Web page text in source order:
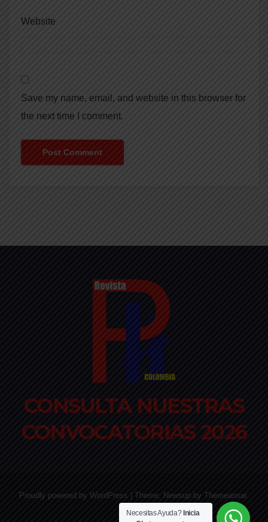
Website
Save my name, email, and website in this browser for
the next time I comment.
CONSULTA NUESTRAS
CONVOCATORIAS 2026
Proudly powered by WordPress | Theme: Newsup by Themeansar.
Necesitas Ayuda? Inicia